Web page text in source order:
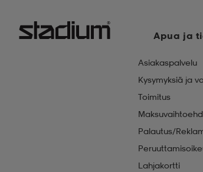
Apua ja
Asiakaspalvelu
Kysymyksiä ja
Toimitus
Palautus/
Lahjakortti